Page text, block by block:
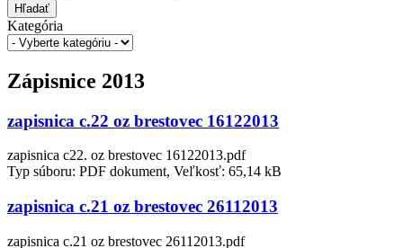
Hľadať
Kategória
Zápisnice 2013
zapisnica c.22 oz brestovec 16122013
zapisnica c22. oz brestovec 16122013.pdf
Typ súboru: PDF dokument, Veľkosť: 65,14 kB
zapisnica c.21 oz brestovec 26112013
zapisnica c.21 oz brestovec 26112013.pdf